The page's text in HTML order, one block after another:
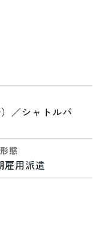
／シャトルバ
態
雇用派遣